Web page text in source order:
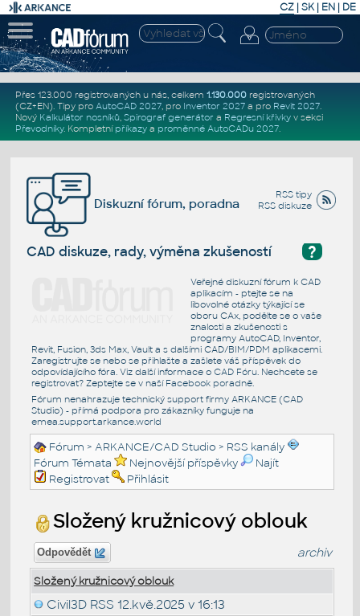
CZ | SK| EN | DE
Přes 123.000 registrovaných u nás, celkem 1.130.000registrovaných
(CZ+EN). Tipy pro AutoCAD 2027, pro Inventor 2027a pro Revit 2027.
Nový Kalkulátor nosníků, Spirograf generátor a Regresní křivkyv sekci
Převodníky. Kompletní příkazya proměnné AutoCADu 2027.
RSS tipy
RSS diskuze
Diskuzní fórum, poradna
?
CAD diskuze, rady, výměna zkušeností
Veřejné diskuzní fórum k CAD
aplikacím - ptejte se na
libovolné otázky týkající se
oboru CAx, podělte se o vaše
znalosti a zkušenosti s
programy AutoCAD, Inventor,
Revit, Fusion, 3ds Max, Vault a s dalšími CAD/BIM/PDM aplikacemi.
Zaregistrujte se nebo se přihlašte a zašlete váš příspěvek do
odpovídajícího fóra. Viz další informace o CAD Fóru. Nechcete se
registrovat? Zeptejte se v naší Facebook poradně.
Fórum nenahrazuje technický support firmy ARKANCE (CAD
Studio) - přímá podpora pro zákazníky funguje na
emea.support.arkance.world
Fórum >ARKANCE/CAD Studio > RSS kanály
Fórum Témata
Nejnovější příspěvky
Najít
Registrovat
Přihlásit
Složený kružnicový oblouk
Odpovědět archiv
Složený kružnicový oblouk
Civil3D RSS 12.kvě.2025 v 16:13